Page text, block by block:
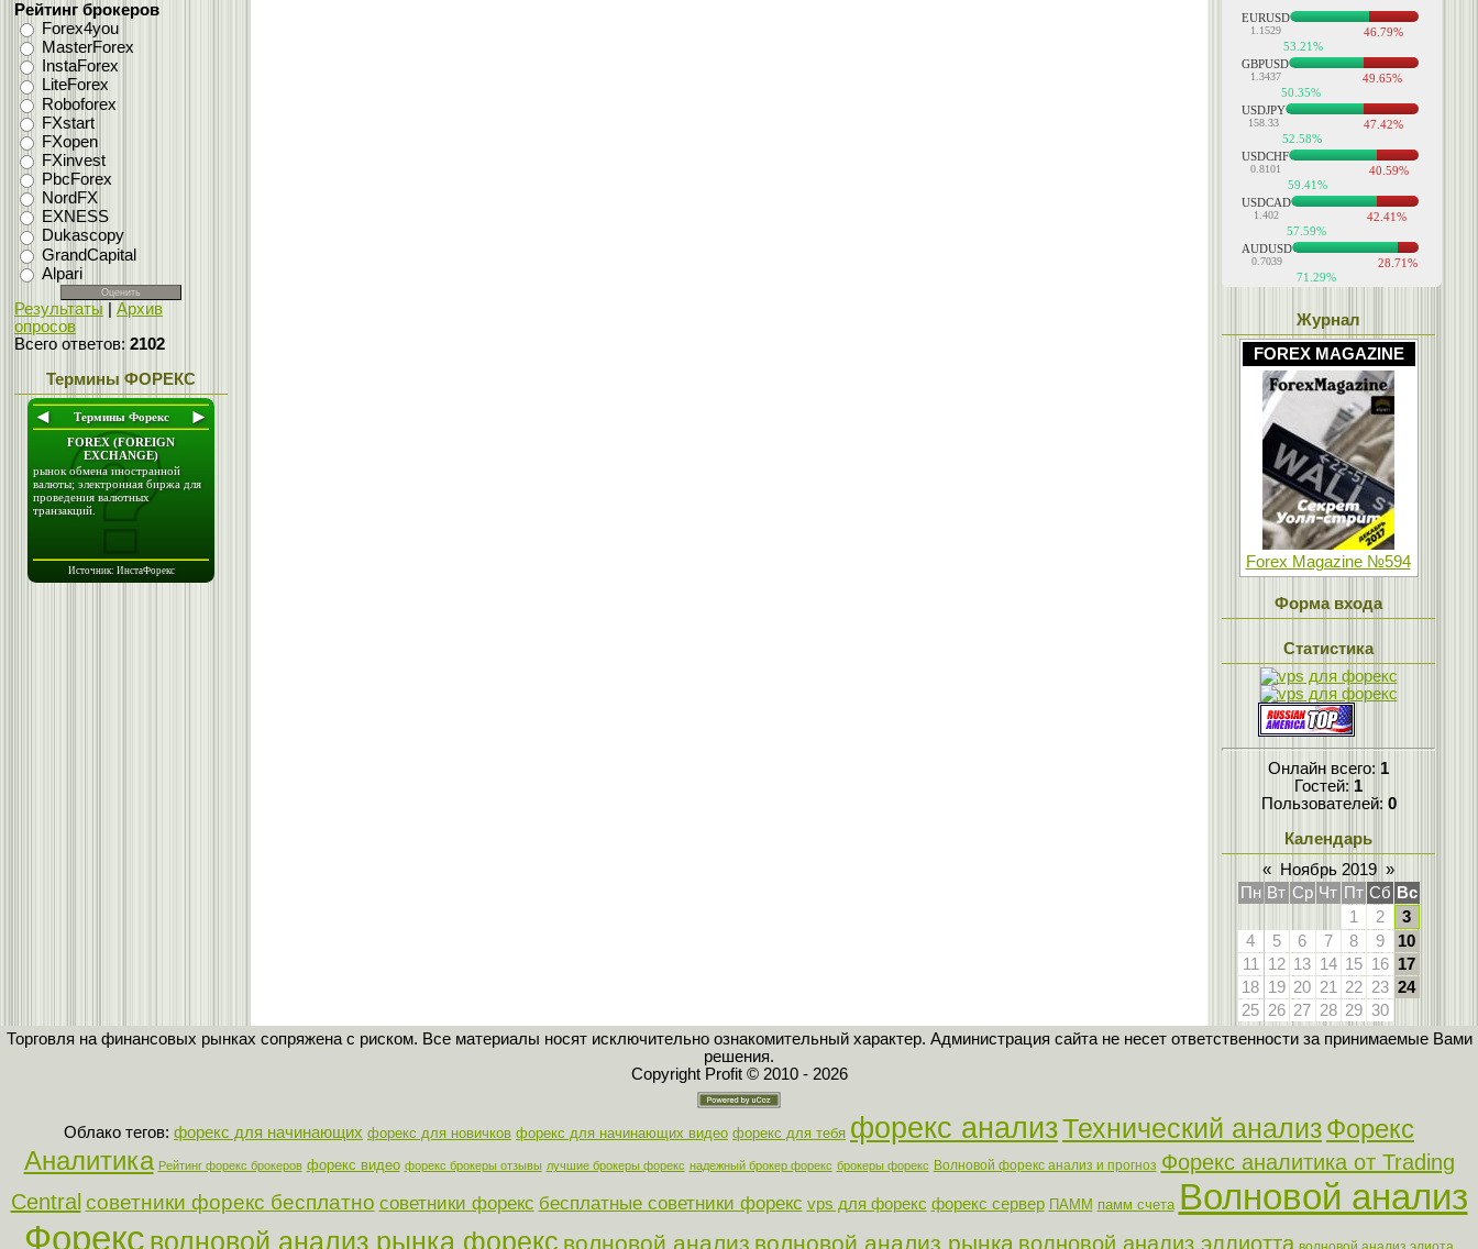
Рейтинг брокеров
Forex4you
MasterForex
InstaForex
LiteForex
Roboforex
FXstart
FXopen
FXinvest
PbcForex
NordFX
EXNESS
Dukascopy
GrandCapital
Alpari
Результаты
Архив
опросов
Всего ответов: 2102
Термины ФОРЕКС
Журнал
FOREX MAGAZINE
Forex Magazine №594
Форма входа
Статистика
Онлайн всего: 1
Гостей: 1
Пользователей: 0
Календарь
«
Ноябрь 2019 »
Пн Вт Ср Чт Пт Сб Вс
1
2
3
4
5 6 7 8 9
10
11
12 13 14 15 16 17
18 19 20 21 22 23 24
25 26 27 28 29 30
Торговля на финансовых рынках сопряжена с риском. Все материалы носят исключительно ознакомительный характер. Администрация сайта не несет ответственности за принимаемые Вами
решения.
Copyright Profit © 2010 - 2026
Облако тегов: форекс для начинающих форекс для новичков форекс для начинающих видео форекс для тебя форекс анализТехнический анализФорекс
Аналитика Рейтинг форекс брокеров форекс видео форекс брокеры отзывы лучшие брокеры форекс надежный брокер форекс брокеры форекс Волновой форекс анализ и прогноз Форекс аналитика от Trading
Central советники форекс бесплатно советники форекс бесплатные советники форекс vps для форекс форекс сервер ПАММ памм счета Волновой анализ
Форекс волновой анализ рынка форекс волновой анализ волновой анализ рынка волновой анализ эллиотта